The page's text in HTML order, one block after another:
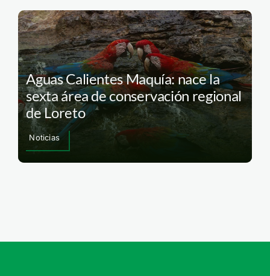
Aguas Calientes Maquía: nace la
sexta área de conservación regional
de Loreto
Noticias